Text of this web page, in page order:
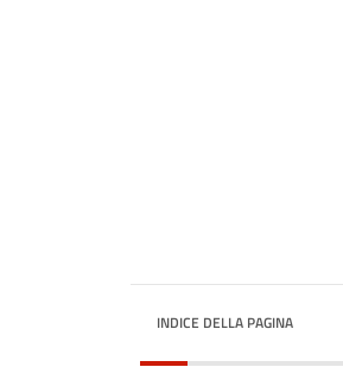
INDICE DELLA PAGINA